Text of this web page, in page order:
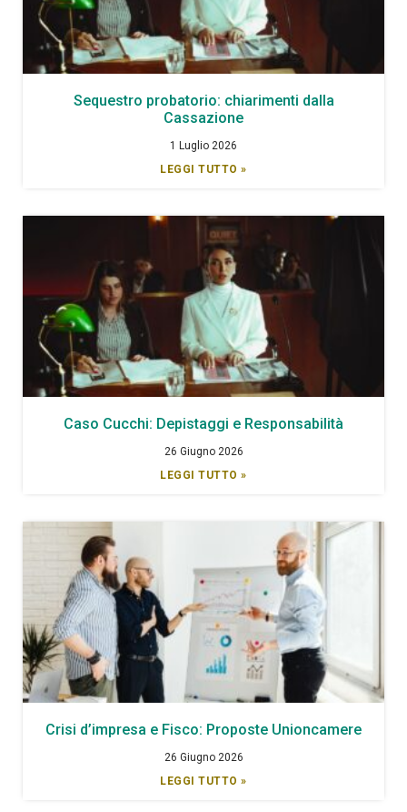
Sequestro probatorio: chiarimenti dalla
Cassazione
1 Luglio 2026
LEGGI TUTTO »
Caso Cucchi: Depistaggi e Responsabilità
26 Giugno 2026
LEGGI TUTTO »
Crisi d’impresa e Fisco: Proposte Unioncamere
26 Giugno 2026
LEGGI TUTTO »